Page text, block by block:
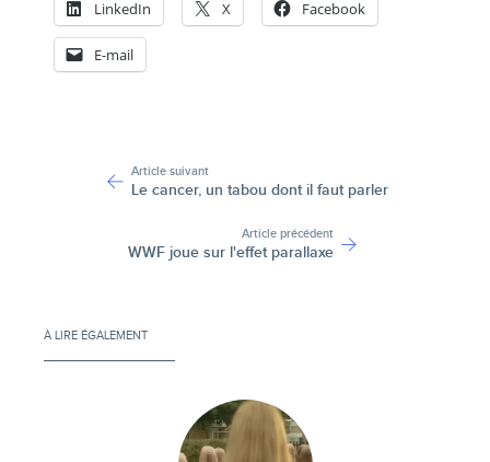
LinkedIn X Facebook
E-mail
Article suivant
Le cancer, un tabou dont il faut parler
Article précédent
WWF joue sur l'effet parallaxe
À LIRE ÉGALEMENT